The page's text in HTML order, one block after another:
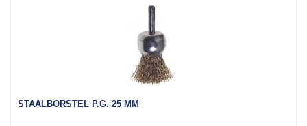
STAALBORSTEL P.G. 25 MM